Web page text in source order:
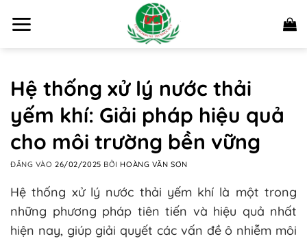
qua
Hệ thống xử lý nước thải
yếm khí: Giải pháp hiệu quả
cho môi trường bền vững
ĐĂNG VÀO26/02/2025 BỞI HOÀNG VĂN SƠN
Hệ thống xử lý nước thải yếm khí là một trong
những phương pháp tiên tiến và hiệu quả nhất
hiện nay, giúp giải quyết các vấn đề ô nhiễm môi